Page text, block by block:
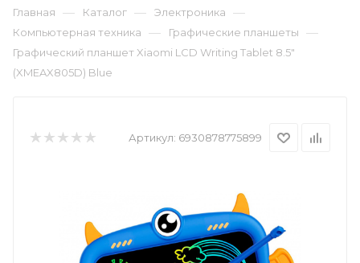
Главная — Каталог — Электроника —
Компьютерная техника — Графические планшеты —
Графический планшет Xiaomi LCD Writing Tablet 8.5"
(XMEAX805D) Blue
Артикул: 6930878775899